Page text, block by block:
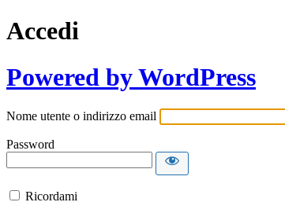
Accedi
Powered by WordPress
Nome utente o indirizzo email
Password
Ricordami